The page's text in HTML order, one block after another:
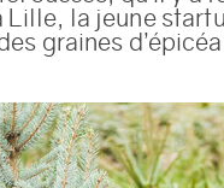
Lille, la jeune
graines